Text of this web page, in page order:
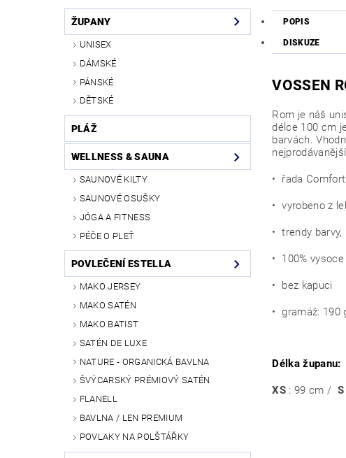
ŽUPANY
UNISEX
DÁMSKÉ
PÁNSKÉ
DĚTSKÉ
PLÁŽ
WELLNESS & SAUNA
SAUNOVÉ KILTY
SAUNOVÉ OSUŠKY
JÓGA A FITNESS
PÉČE O PLEŤ
POVLEČENÍ ESTELLA
MAKO JERSEY
MAKO SATÉN
MAKO BATIST
SATÉN DE LUXE
NATURE - ORGANICKÁ BAVLNA
ŠVÝCARSKÝ PRÉMIOVÝ SATÉN
FLANELL
BAVLNA / LEN PREMIUM
POVLAKY NA POLŠTÁŘKY
POPIS
DISKUZE
VOSSEN
Rom je náš
délce 100 cm
barvách.
• řada
• vyrobeno z
• trendy
• 100%
• bez kapuci
• gramáž: 190
Délka županu:
XS : 99 cm / S